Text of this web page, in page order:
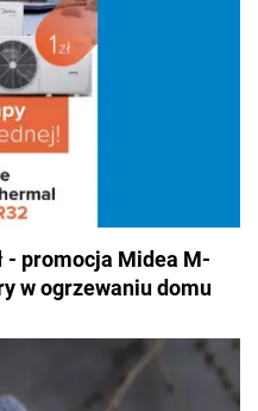
- promocja Midea M-
w ogrzewaniu domu